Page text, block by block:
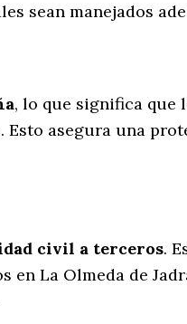
sean manejados
, lo que significa que
. Esto asegura una
civil a terceros.
en La Olmeda de